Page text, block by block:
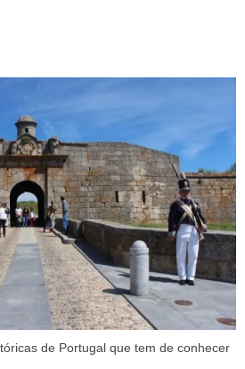
de Portugal que tem de conhecer